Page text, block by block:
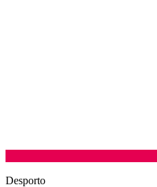
Desporto